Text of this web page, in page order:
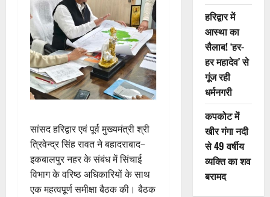
सांसद हरिद्वार एवं पूर्व मुख्यमंत्री श्री
त्रिवेन्द्र सिंह रावत ने बहादराबाद–
इकबालपुर नहर के संबंध में सिंचाई
विभाग के वरिष्ठ अधिकारियों के साथ
एक महत्वपूर्ण समीक्षा बैठक की। बैठक
हरिद्वार में
आस्था का
सैलाब! ‘हर-
हर महादेव’ से
गूंज रही
धर्मनगरी
कपकोट में
खीर गंगा नदी
से 49 वर्षीय
व्यक्ति का शव
बरामद